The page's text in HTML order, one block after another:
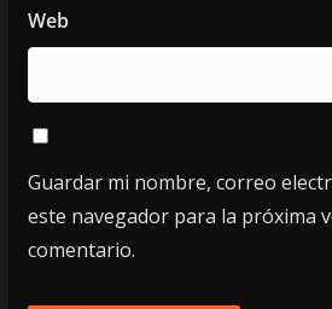
Web
Guardar mi nombre, correo
este navegador para la próxima
comentario.